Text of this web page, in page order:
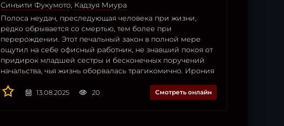
Синъити Фукумото, Кадзуя Миура
Полоса неудач, преследующая человека при жизни,
редко обрывается со смертью, тем более при
перерождении. Этот печальный закон в полной мере
ощутил на себе офисный работник, не знавший покоя от
придирок младшей сестры и бесконечных поручений
начальства, чья жизнь оборвалась трагикомично. Ирония
13.08.2025 20 Смотреть онлайн